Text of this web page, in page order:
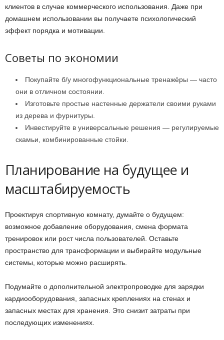
клиентов в случае коммерческого использования. Даже при
домашнем использовании вы получаете психологический
эффект порядка и мотивации.
Советы по экономии
Покупайте б/у многофункциональные тренажёры — часто
они в отличном состоянии.
Изготовьте простые настенные держатели своими руками
из дерева и фурнитуры.
Инвестируйте в универсальные решения — регулируемые
скамьи, комбинированные стойки.
Планирование на будущее и
масштабируемость
Проектируя спортивную комнату, думайте о будущем:
возможное добавление оборудования, смена формата
тренировок или рост числа пользователей. Оставьте
пространство для трансформации и выбирайте модульные
системы, которые можно расширять.
Подумайте о дополнительной электропроводке для зарядки
кардиооборудования, запасных креплениях на стенах и
запасных местах для хранения. Это снизит затраты при
последующих изменениях.